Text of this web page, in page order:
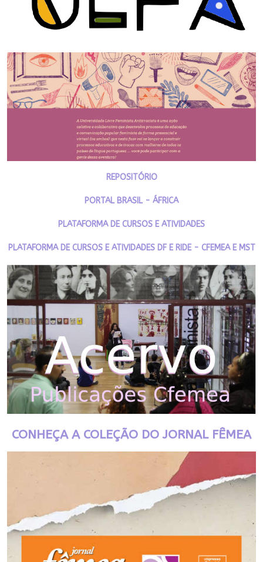
REPOSITÓRIO
PORTAL BRASIL - ÁFRICA
PLATAFORMA DE CURSOS E ATIVIDADES
PLATAFORMA DE CURSOS E ATIVIDADES DF E RIDE - CFEMEA E MST
CONHEÇA A COLEÇÃO DO JORNAL FÊMEA